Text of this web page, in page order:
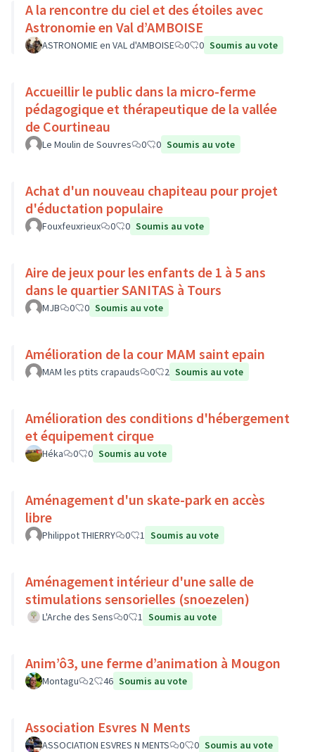
A la rencontre du ciel et des étoiles avec
Astronomie en Val d’AMBOISE
ASTRONOMIE en VAL d'AMBOISE 0 0 Soumis au vote
Accueillir le public dans la micro-ferme
pédagogique et thérapeutique de la vallée
de Courtineau
Le Moulin de Souvres 0 0 Soumis au vote
Achat d'un nouveau chapiteau pour projet
d'éductation populaire
Fouxfeuxrieux 0 0 Soumis au vote
Aire de jeux pour les enfants de 1 à 5 ans
dans le quartier SANITAS à Tours
MJB 0 0 Soumis au vote
Amélioration de la cour MAM saint epain
MAM les ptits crapauds 0 2 Soumis au vote
Amélioration des conditions d'hébergement
et équipement cirque
Héka 0 0 Soumis au vote
Aménagement d'un skate-park en accès
libre
Philippot THIERRY 0 1 Soumis au vote
Aménagement intérieur d'une salle de
stimulations sensorielles (snoezelen)
L'Arche des Sens 0 1 Soumis au vote
Anim’ô3, une ferme d’animation à Mougon
Montagu 2 46 Soumis au vote
Association Esvres N Ments
ASSOCIATION ESVRES N MENTS 0 0 Soumis au vote